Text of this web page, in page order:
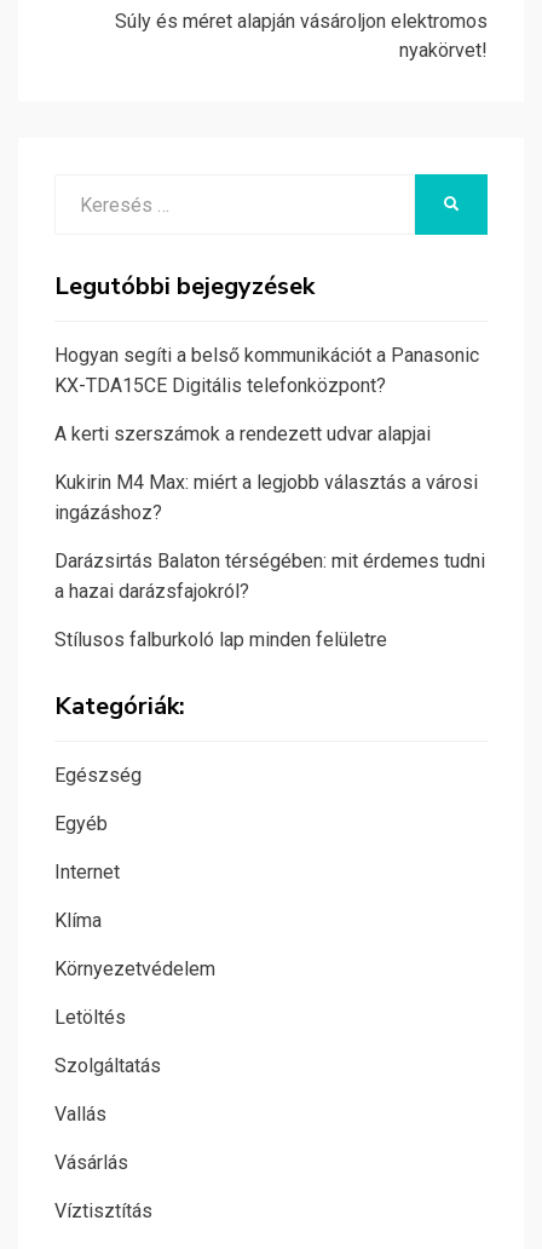
Súly és méret alapján vásároljon elektromos
nyakörvet!
Legutóbbi bejegyzések
Hogyan segíti a belső kommunikációt a Panasonic
KX-TDA15CE Digitális telefonközpont?
A kerti szerszámok a rendezett udvar alapjai
Kukirin M4 Max: miért a legjobb választás a városi
ingázáshoz?
Darázsirtás Balaton térségében: mit érdemes tudni
a hazai darázsfajokról?
Stílusos falburkoló lap minden felületre
Kategóriák:
Egészség
Egyéb
Internet
Klíma
Környezetvédelem
Letöltés
Szolgáltatás
Vallás
Vásárlás
Víztisztítás